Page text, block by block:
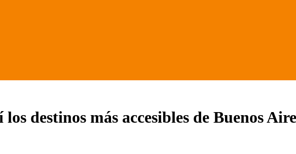
destinos más accesibles de Buenos